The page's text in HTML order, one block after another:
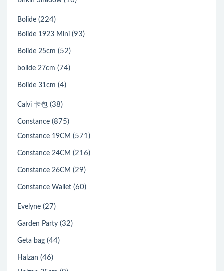
Bolide (224)
Bolide 1923 Mini (93)
Bolide 25cm (52)
bolide 27cm (74)
Bolide 31cm (4)
Calvi 卡包 (38)
Constance (875)
Constance 19CM (571)
Constance 24CM (216)
Constance 26CM (29)
Constance Wallet (60)
Evelyne (27)
Garden Party (32)
Geta bag (44)
Halzan (46)